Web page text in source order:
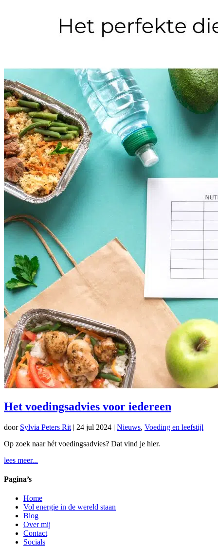
Het voedingsadvies voor iedereen
door Sylvia Peters Rit | 24 jul 2024 | Nieuws, Voeding en leefstijl
Op zoek naar hét voedingsadvies? Dat vind je hier.
lees meer...
Pagina’s
Home
Vol energie in de wereld staan
Blog
Over mij
Contact
Socials